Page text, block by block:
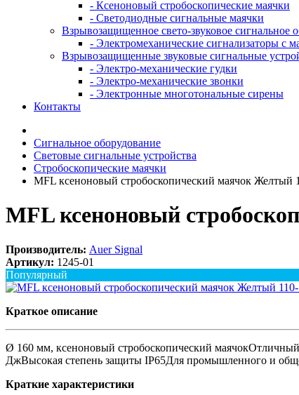
- Ксеноновый стробоскопические маячки
- Светодиодные сигнальные маячки
Взрывозащищенное свето-звуковое сигнальное
- Электромеханические сигнализаторы с
Взрывозащищенные звуковые сигнальные
- Электро-механические гудки
- Электро-механические звонки
- Электронные многотональные сирены
Контакты
Сигнальное оборудование
Световые сигнальные устройства
Стробоскопические маячки
MFL ксеноновый стробоскопический маячок Желтый
MFL ксеноновый
Производитель: Auer Signal
Артикул: 1245-01
Популярный
Краткое описание
Ø 160 мм, ксеноновый стробоскопический
ДжВысокая степень защиты IP65Для промышленного и
Краткие характеристики